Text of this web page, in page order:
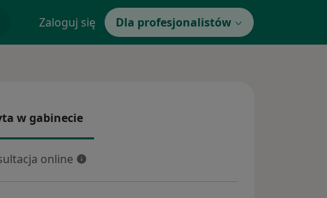
Zaloguj się Dla profesjonalistów
w gabinecie
w gabinecie
online
online